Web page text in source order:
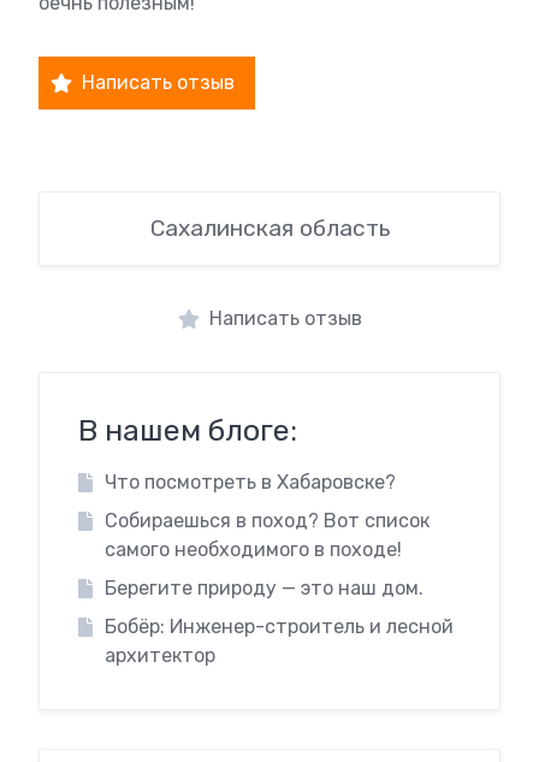
Написать отзыв
Сахалинская область
Написать отзыв
В нашем блоге:
Что посмотреть в Хабаровске?
Собираешься в поход? Вот список
самого необходимого в походе!
Берегите природу — это наш дом.
Бобёр: Инженер-строитель и лесной
архитектор